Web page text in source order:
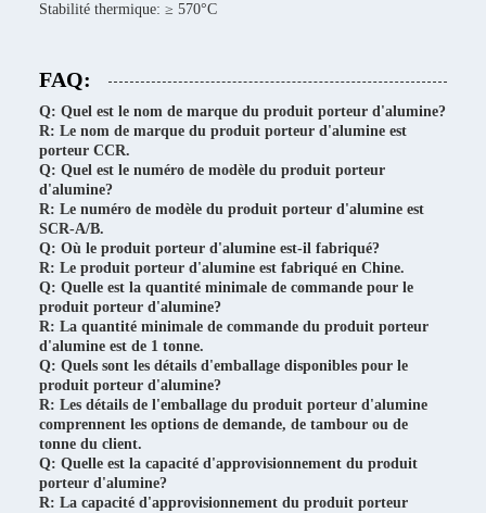
Stabilité thermique: ≥ 570°C
FAQ:
Q: Quel est le nom de marque du produit porteur d'alumine?
R: Le nom de marque du produit porteur d'alumine est
porteur CCR.
Q: Quel est le numéro de modèle du produit porteur
d'alumine?
R: Le numéro de modèle du produit porteur d'alumine est
SCR-A/B.
Q: Où le produit porteur d'alumine est-il fabriqué?
R: Le produit porteur d'alumine est fabriqué en Chine.
Q: Quelle est la quantité minimale de commande pour le
produit porteur d'alumine?
R: La quantité minimale de commande du produit porteur
d'alumine est de 1 tonne.
Q: Quels sont les détails d'emballage disponibles pour le
produit porteur d'alumine?
R: Les détails de l'emballage du produit porteur d'alumine
comprennent les options de demande, de tambour ou de
tonne du client.
Q: Quelle est la capacité d'approvisionnement du produit
porteur d'alumine?
R: La capacité d'approvisionnement du produit porteur